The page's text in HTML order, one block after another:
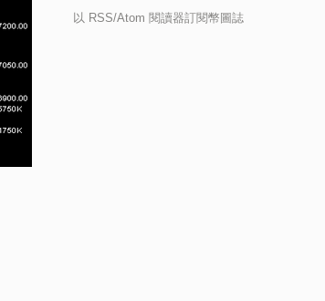
以 RSS/Atom 閱讀器訂閱幣圖誌